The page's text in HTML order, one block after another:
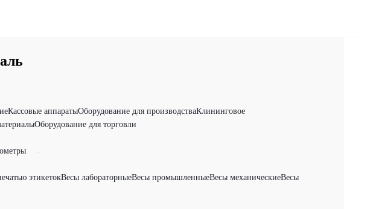
Кассовые аппаратыОборудование для производстваКлининговое
Оборудование для торговли
-
этикетокВесы лабораторныеВесы промышленныеВесы механическиеВесы